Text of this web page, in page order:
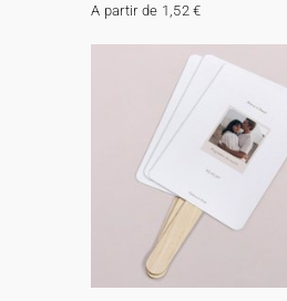
A partir de 1,52 €